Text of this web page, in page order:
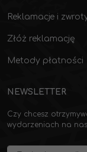
Reklamacje i
Złóż reklamację
Metody płatności
NEWSLETTER
Czy chcesz
wydarzeniach na